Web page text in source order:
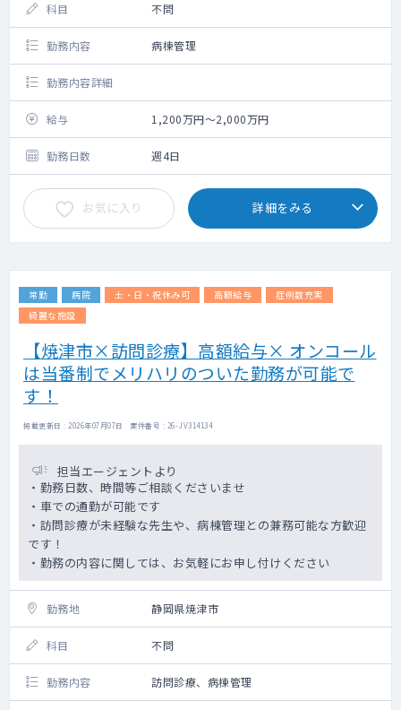
科目 不問
勤務内容 病棟管理
勤務内容詳細
給与 1,200万円～2,000万円
勤務日数 週4日
お気に入り 詳細をみる
常勤 病院 土・日・祝休み可 高額給与
症例数充実
綺麗な施設
【焼津市×訪問診療】高額給与× オンコール
は当番制でメリハリのついた勤務が可能で
す！
掲載更新日 : 2026年07月07日 案件番号 : 26-JV314134
担当エージェントより
・勤務日数、時間等ご相談くださいませ
・車での通勤が可能です
・訪問診療が未経験な先生や、病棟管理との兼務可能な方歓迎
です！
・勤務の内容に関しては、お気軽にお申し付けください
勤務地 静岡県焼津市
科目 不問
勤務内容 訪問診療、病棟管理